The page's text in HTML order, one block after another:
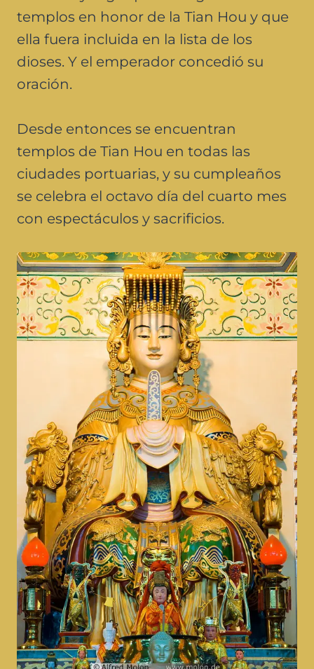
templos en honor de la Tian Hou y que
ella fuera incluida en la lista de los
dioses. Y el emperador concedió su
oración.
Desde entonces se encuentran
templos de Tian Hou en todas las
ciudades portuarias, y su cumpleaños
se celebra el octavo día del cuarto mes
con espectáculos y sacrificios.